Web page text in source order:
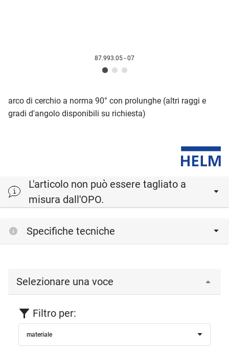
87.993.05 - 07
arco di cerchio a norma 90° con prolunghe (altri raggi e
gradi d'angolo disponibili su richiesta)
L'articolo non può essere tagliato a
misura dall'OPO.
Specifiche tecniche
Selezionare una voce
Filtro per:
materiale